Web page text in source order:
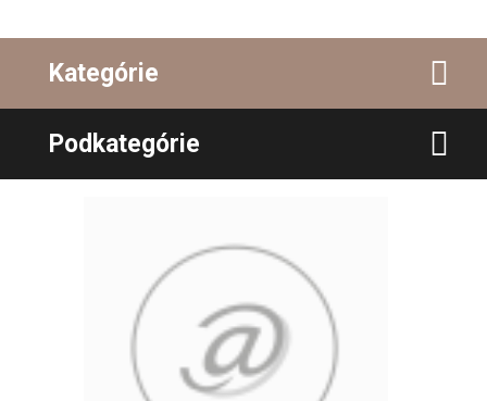
Kategórie
Podkategórie